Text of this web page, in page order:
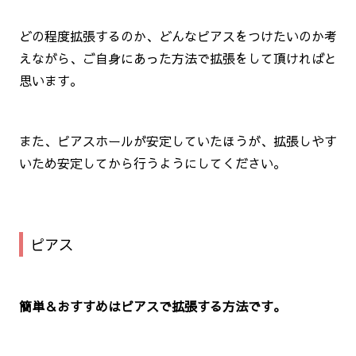
どの程度拡張するのか、どんなピアスをつけたいのか考
えながら、ご自身にあった方法で拡張をして頂ければと
思います。
また、ピアスホールが安定していたほうが、拡張しやす
いため安定してから行うようにしてください。
ピアス
簡単＆おすすめはピアスで拡張する方法です。